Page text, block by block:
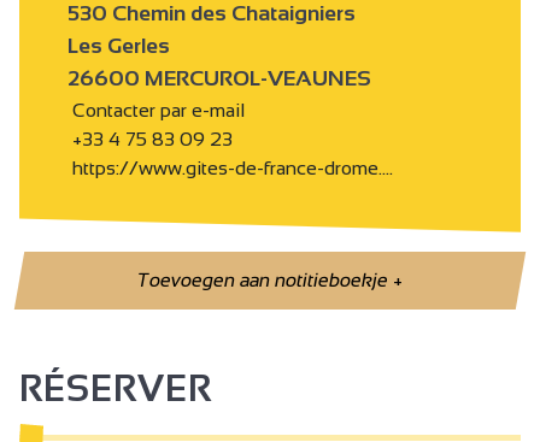
530 Chemin des Chataigniers
Les Gerles
26600 MERCUROL-VEAUNES
Contacter par e-mail
+33 4 75 83 09 23
https://www.gites-de-france-drome.…
Toevoegen aan notitieboekje+
RÉSERVER